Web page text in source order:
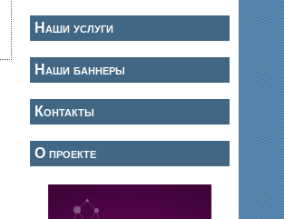
Наши услуги
Наши баннеры
Контакты
О проекте